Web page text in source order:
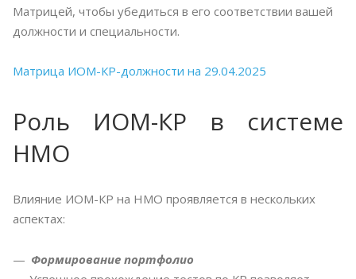
Матрицей, чтобы убедиться в его соответствии вашей
должности и специальности.
Матрица ИОМ-КР-должности на 29.04.2025
Роль ИОМ-КР в системе
НМО
Влияние ИОМ-КР на НМО проявляется в нескольких
аспектах:
Формирование портфолио